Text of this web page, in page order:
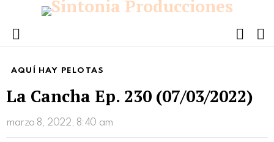
Menu
AQUÍ HAY PELOTAS
La Cancha Ep. 230 (07/03/2022)
marzo 8, 2022, 8:40 am